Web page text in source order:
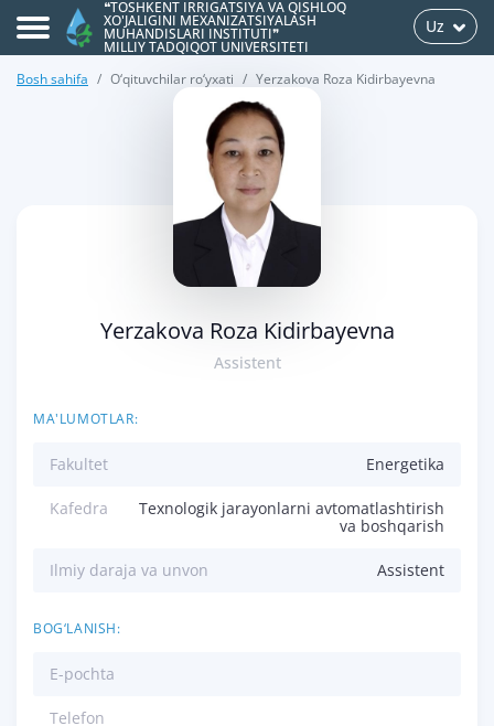
❝TOSHKENT IRRIGATSIYA VA QISHLOQ
XO'JALIGINI MEXANIZATSIYALASH
MUHANDISLARI INSTITUTI❞
MILLIY TADQIQOT UNIVERSITETI
Uz
Bosh sahifa O‘qituvchilar ro‘yxati Yerzakova Roza Kidirbayevna
Yerzakova Roza Kidirbayevna
Assistent
MA'LUMOTLAR:
Fakultet Energetika
Kafedra
Texnologik jarayonlarni avtomatlashtirish
va boshqarish
Ilmiy daraja va unvon Assistent
BOG‘LANISH:
E-pochta
Telefon